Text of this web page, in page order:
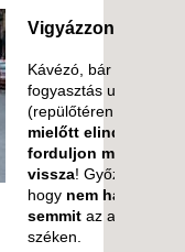
Vigyázzon
Kávézó, bár vagy
fogyasztás után
(repülőtéren vagy
mielőtt elindulna,
forduljon meg és
vissza! Győződjön
hogy nem hagyott
semmit az asztalon
széken.